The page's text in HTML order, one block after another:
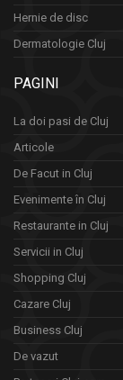
Hernie de disc
Dermatologie Cluj
PAGINI
La doi pasi de Cluj
Articole
De Facut in Cluj
Evenimente în Cluj
Restaurante in Cluj
Servicii in Cluj
Shopping Cluj
Cazare Cluj
Business Cluj
De vazut